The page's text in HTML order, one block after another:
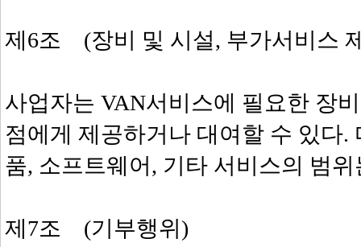
제6조 (장비 및 시설, 부가서비스
사업자는 VAN서비스에 필요한 장
점에게 제공하거나 대여할 수 있다
품, 소프트웨어, 기타 서비스의 범
제7조 (기부행위)